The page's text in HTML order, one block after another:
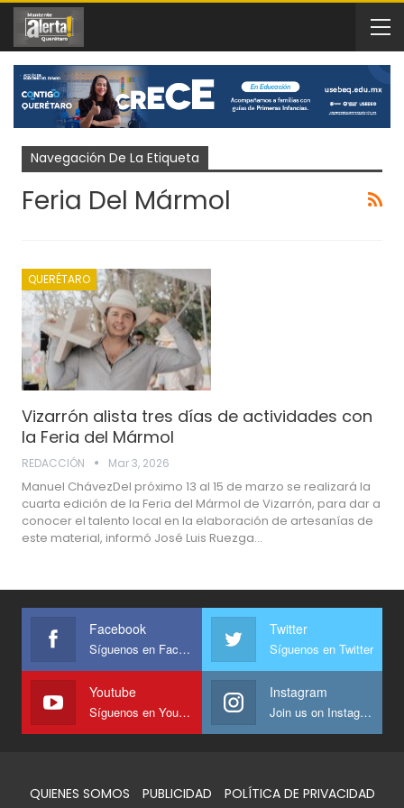
Navegación De La Etiqueta
Feria Del Mármol
QUERÉTARO
Vizarrón alista tres días de actividades con
la Feria del Mármol
REDACCIÓN Mar 3, 2026
Manuel ChávezDel próximo 13 al 15 de marzo se realizará la
cuarta edición de la Feria del Mármol de Vizarrón, para dar a
conocer el talento local en la elaboración de artesanías de
este material, informó José Luis Ruezga…
Facebook
Síguenos en Facebook
Twitter
Síguenos en Twitter
Youtube
Síguenos en Youtube
Instagram
Join us on Instagram
QUIENES SOMOS PUBLICIDAD POLÍTICA DE PRIVACIDAD